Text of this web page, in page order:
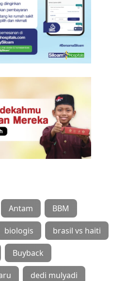
Antam BBM
biologis brasil vs haiti
Buyback
dedi mulyadi